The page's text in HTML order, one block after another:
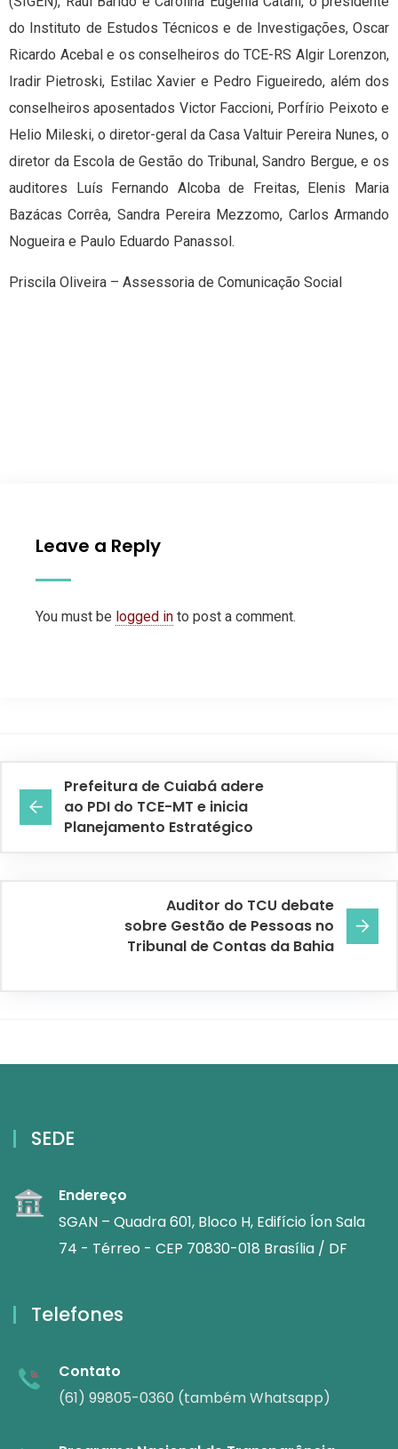
do Instituto de Estudos Técnicos e de Investigações, Oscar
Ricardo Acebal e os conselheiros do TCE-RS Algir Lorenzon,
Iradir Pietroski, Estilac Xavier e Pedro Figueiredo, além dos
conselheiros aposentados Victor Faccioni, Porfírio Peixoto e
Helio Mileski, o diretor-geral da Casa Valtuir Pereira Nunes, o
diretor da Escola de Gestão do Tribunal, Sandro Bergue, e os
auditores Luís Fernando Alcoba de Freitas, Elenis Maria
Bazácas Corrêa, Sandra Pereira Mezzomo, Carlos Armando
Nogueira e Paulo Eduardo Panassol.
Priscila Oliveira – Assessoria de Comunicação Social
Leave a Reply
You must be logged in to post a comment.
Prefeitura de Cuiabá adere
ao PDI do TCE-MT e inicia
Planejamento Estratégico
Auditor do TCU debate
sobre Gestão de Pessoas no
Tribunal de Contas da Bahia
SEDE
Endereço
SGAN – Quadra 601, Bloco H, Edifício Íon Sala
74 - Térreo - CEP 70830-018 Brasília / DF
Telefones
Contato
(61) 99805-0360 (também Whatsapp)